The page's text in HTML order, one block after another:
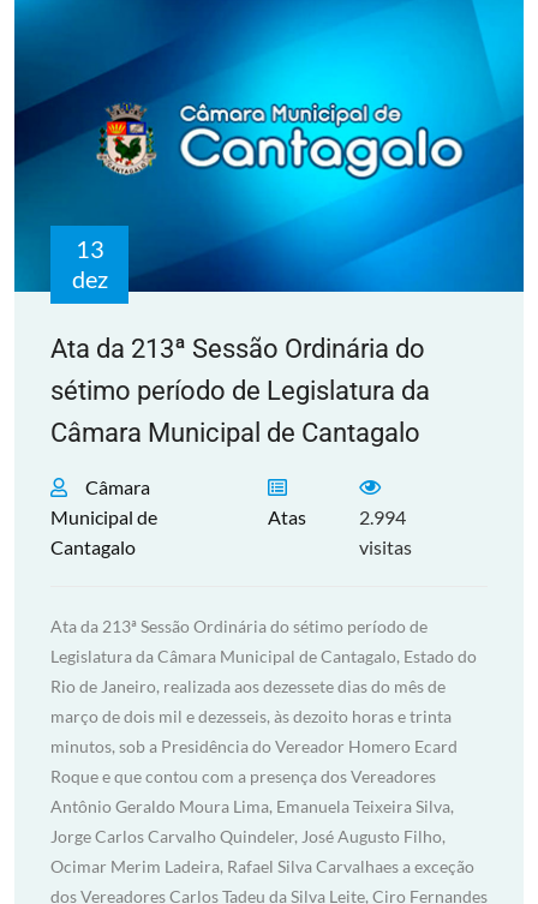
13
dez
Ata da 213ª Sessão Ordinária do
sétimo período de Legislatura da
Câmara Municipal de Cantagalo
Câmara
Municipal de
Cantagalo
Atas
2.994
visitas
Ata da 213ª Sessão Ordinária do sétimo período de
Legislatura da Câmara Municipal de Cantagalo, Estado do
Rio de Janeiro, realizada aos dezessete dias do mês de
março de dois mil e dezesseis, às dezoito horas e trinta
minutos, sob a Presidência do Vereador Homero Ecard
Roque e que contou com a presença dos Vereadores
Antônio Geraldo Moura Lima, Emanuela Teixeira Silva,
Jorge Carlos Carvalho Quindeler, José Augusto Filho,
Ocimar Merim Ladeira, Rafael Silva Carvalhaes a exceção
dos Vereadores Carlos Tadeu da Silva Leite, Ciro Fernandes